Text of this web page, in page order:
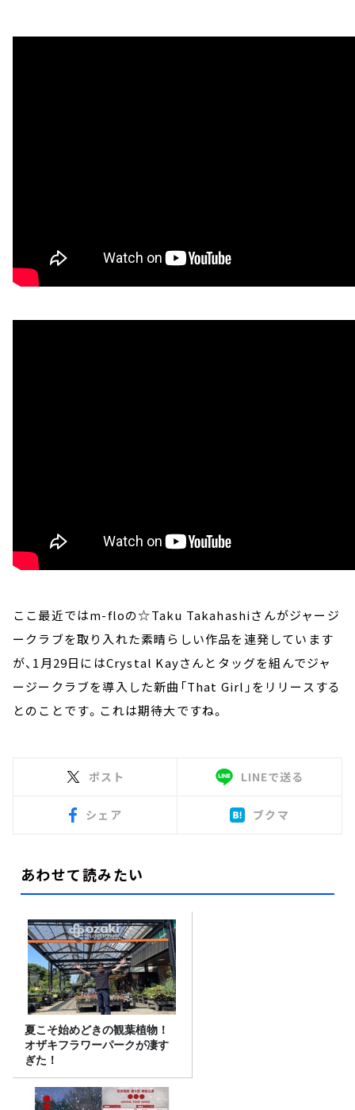
ここ最近ではm-floの☆Taku Takahashiさんがジャージ
ークラブを取り入れた素晴らしい作品を連発しています
が、1月29日にはCrystal Kayさんとタッグを組んでジャ
ージークラブを導入した新曲「That Girl」をリリースする
とのことです。これは期待大ですね。
ポスト LINEで送る
シェア ブクマ
あわせて読みたい
夏こそ始めどきの観葉植物！
オザキフラワーパークが凄す
ぎた！